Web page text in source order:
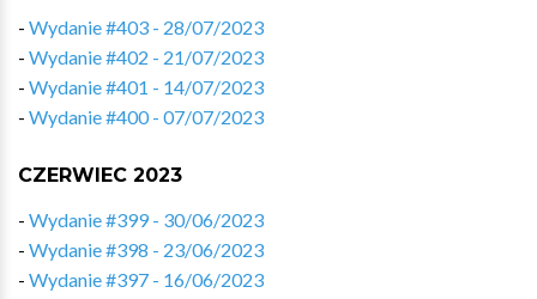
- Wydanie #403 - 28/07/2023
- Wydanie #402 - 21/07/2023
- Wydanie #401 - 14/07/2023
- Wydanie #400 - 07/07/2023
CZERWIEC 2023
- Wydanie #399 - 30/06/2023
- Wydanie #398 - 23/06/2023
- Wydanie #397 - 16/06/2023